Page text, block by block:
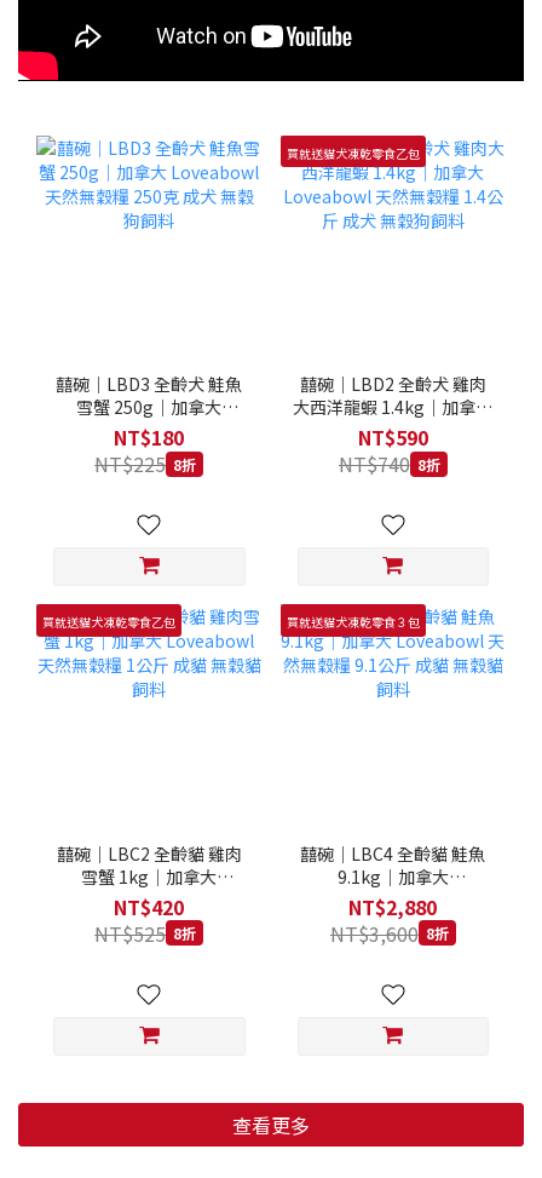
囍碗｜LBD3 全齡犬 鮭魚
雪蟹 250g｜加拿大
Loveabowl 天然無穀糧
250克 成犬 無穀狗飼料
NT$180
NT$225 8折
買就送貓犬凍乾零食乙包
囍碗｜LBD2 全齡犬 雞肉
大西洋龍蝦 1.4kg｜加拿大
Loveabowl 天然無穀糧
1.4公斤 成犬 無穀狗飼料
NT$590
NT$740 8折
買就送貓犬凍乾零食乙包
囍碗｜LBC2 全齡貓 雞肉
雪蟹 1kg｜加拿大
Loveabowl 天然無穀糧 1
公斤 成貓 無穀貓飼料
NT$420
NT$525 8折
買就送貓犬凍乾零食３包
囍碗｜LBC4 全齡貓 鮭魚
9.1kg｜加拿大
Loveabowl 天然無穀糧
9.1公斤 成貓 無穀貓飼料
NT$2,880
NT$3,600 8折
查看更多